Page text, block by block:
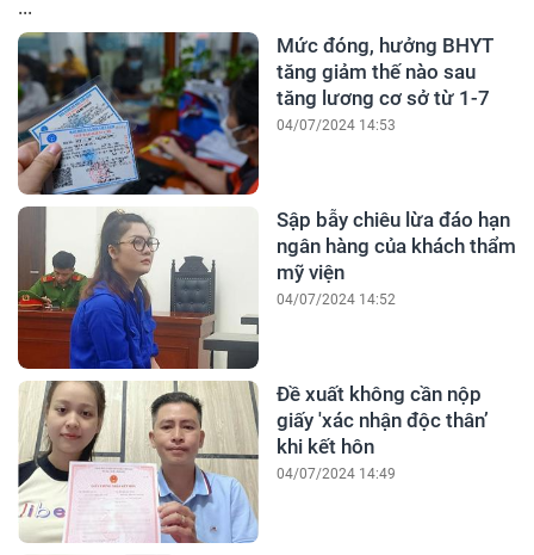
...
Mức đóng, hưởng BHYT
tăng giảm thế nào sau
tăng lương cơ sở từ 1-7
04/07/2024 14:53
Sập bẫy chiêu lừa đáo hạn
ngân hàng của khách thẩm
mỹ viện
04/07/2024 14:52
Đề xuất không cần nộp
giấy 'xác nhận độc thân’
khi kết hôn
04/07/2024 14:49